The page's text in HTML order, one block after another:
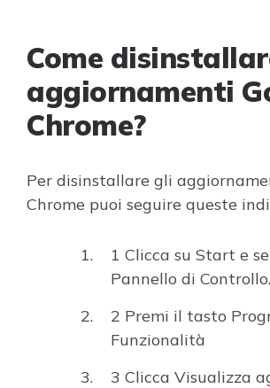
Come
aggiornamenti
Chrome?
Per disinstallare gli
Chrome puoi seguire queste
1 Clicca su Start e
Pannello di Controllo.
2 Premi il tasto
Funzionalità
3 Clicca Visualizza